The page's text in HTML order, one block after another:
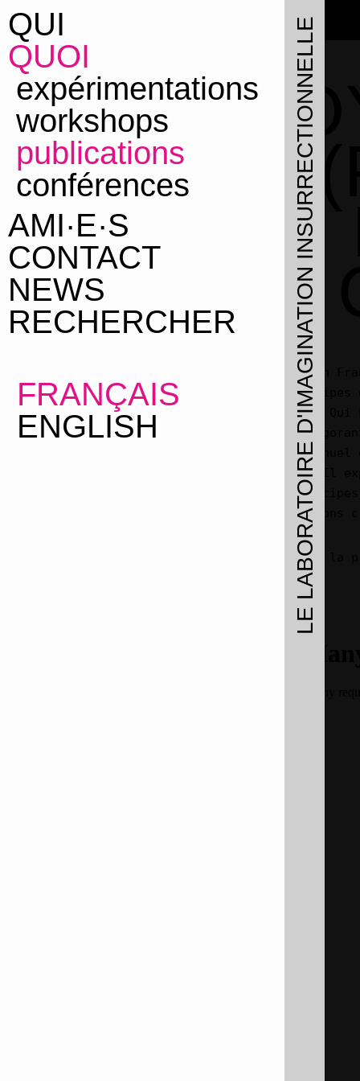
LE LABORATOIRE D'IMAGINATION INSURRECTIONNELLE
QUI
QUOI
expérimentations
workshops
publications
conférences
AMI·E·S
CONTACT
NEWS
RECHERCHER
FRANÇAIS
ENGLISH
Une traduction en
Tactiques,
(2015, Les Liens
efficace et
directe et un
émancipatrices. Il
de nombreux
ses propres actions
Nous avons écrit